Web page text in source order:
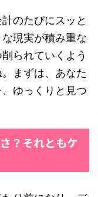
のたびにスッと
現実が積み重な
られていくよう
まずは、あなた
ゆっくりと見つ
？それともケ